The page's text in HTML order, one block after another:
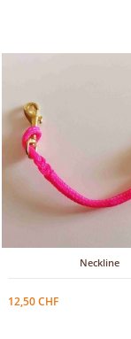
Neckline
12,50 CHF